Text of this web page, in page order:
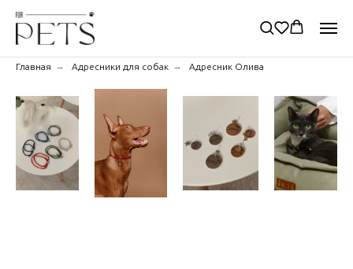
Главная → Адресники для собак → Адресник Олива